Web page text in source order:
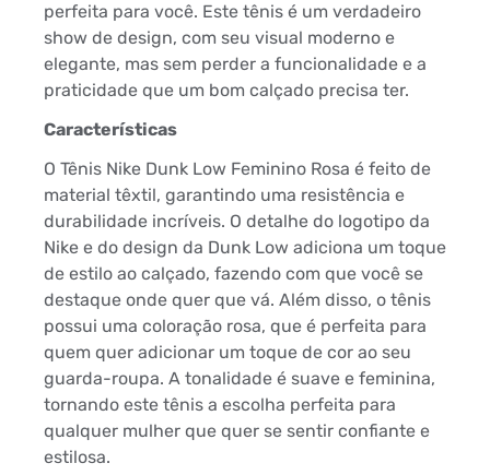
perfeita para você. Este tênis é um verdadeiro
show de design, com seu visual moderno e
elegante, mas sem perder a funcionalidade e a
praticidade que um bom calçado precisa ter.
Características
O Tênis Nike Dunk Low Feminino Rosa é feito de
material têxtil, garantindo uma resistência e
durabilidade incríveis. O detalhe do logotipo da
Nike e do design da Dunk Low adiciona um toque
de estilo ao calçado, fazendo com que você se
destaque onde quer que vá. Além disso, o tênis
possui uma coloração rosa, que é perfeita para
quem quer adicionar um toque de cor ao seu
guarda-roupa. A tonalidade é suave e feminina,
tornando este tênis a escolha perfeita para
qualquer mulher que quer se sentir confiante e
estilosa.